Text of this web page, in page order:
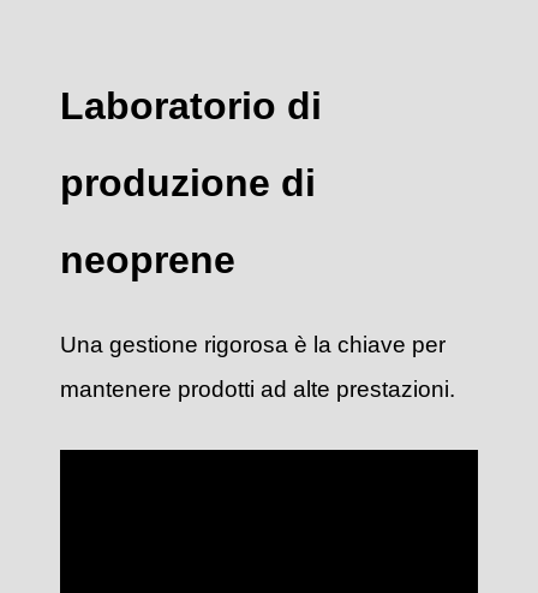
Laboratorio di
produzione di
neoprene
Una gestione rigorosa è la chiave per
mantenere prodotti ad alte prestazioni.